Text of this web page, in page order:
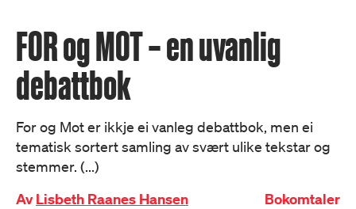
FOR og MOT – en uvanlig
debattbok
For og Mot er ikkje ei vanleg debattbok, men ei
tematisk sortert samling av svært ulike tekstar og
stemmer. (...)
AvLisbeth Raanes Hansen Bokomtaler